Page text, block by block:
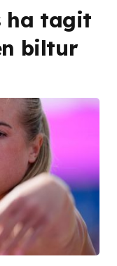
ha tagit
biltur